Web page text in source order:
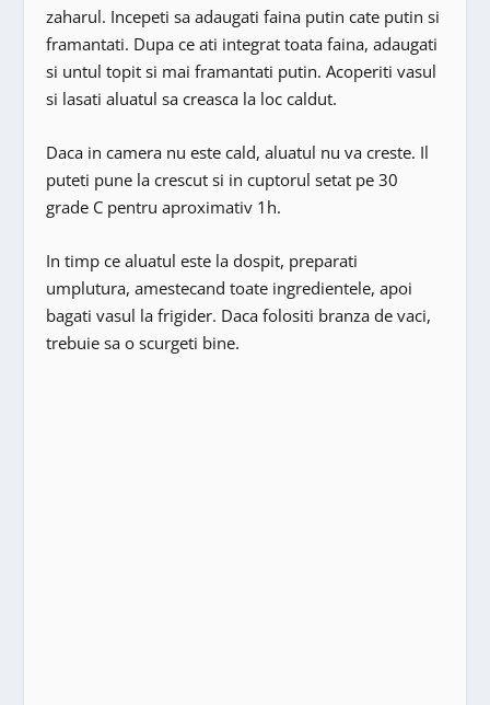
zaharul. Incepeti sa adaugati faina putin cate putin si
framantati. Dupa ce ati integrat toata faina, adaugati
si untul topit si mai framantati putin. Acoperiti vasul
si lasati aluatul sa creasca la loc caldut.
Daca in camera nu este cald, aluatul nu va creste. Il
puteti pune la crescut si in cuptorul setat pe 30
grade C pentru aproximativ 1h.
In timp ce aluatul este la dospit, preparati
umplutura, amestecand toate ingredientele, apoi
bagati vasul la frigider. Daca folositi branza de vaci,
trebuie sa o scurgeti bine.